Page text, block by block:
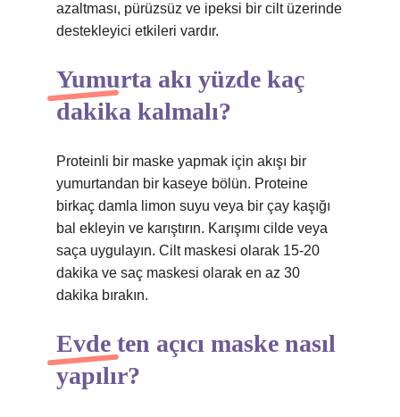
azaltması, pürüzsüz ve ipeksi bir cilt üzerinde
destekleyici etkileri vardır.
Yumurta akı yüzde kaç
dakika kalmalı?
Proteinli bir maske yapmak için akışı bir
yumurtandan bir kaseye bölün. Proteine ​​
birkaç damla limon suyu veya bir çay kaşığı
bal ekleyin ve karıştırın. Karışımı cilde veya
saça uygulayın. Cilt maskesi olarak 15-20
dakika ve saç maskesi olarak en az 30
dakika bırakın.
Evde ten açıcı maske nasıl
yapılır?